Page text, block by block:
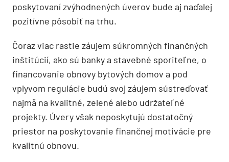
poskytovaní zvýhodnených úverov bude aj naďalej
pozitívne pôsobiť na trhu.
Čoraz viac rastie záujem súkromných finančných
inštitúcií, ako sú banky a stavebné sporiteľne, o
financovanie obnovy bytových domov a pod
vplyvom regulácie budú svoj záujem sústreďovať
najmä na kvalitné, zelené alebo udržateľné
projekty. Úvery však neposkytujú dostatočný
priestor na poskytovanie finančnej motivácie pre
kvalitnú obnovu.